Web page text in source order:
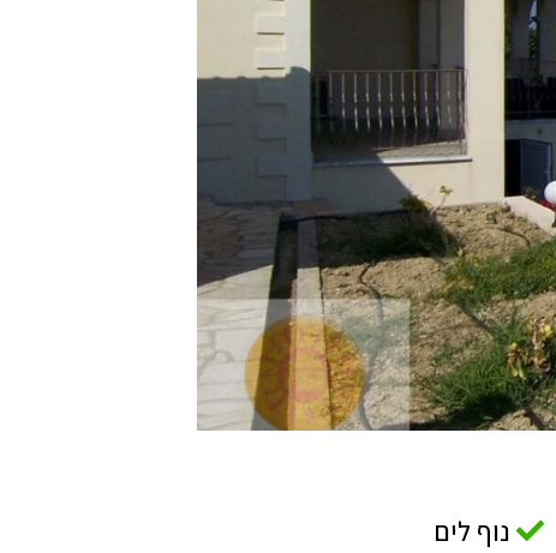
נוף לים